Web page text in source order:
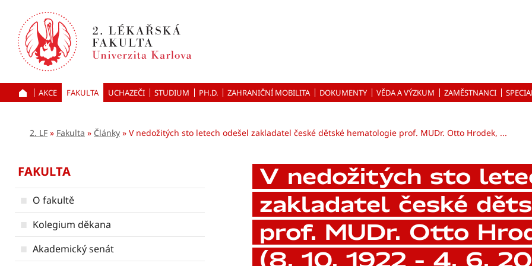
k hlavnímu
obsahu
ÚVOD
AKCE FAKULTA UCHAZEČI STUDIUM PH.D. ZAHRANIČNÍ MOBILITA DOKUMENTY VĚDA A VÝZKUM ZAMĚSTNANCI
2. LF Fakulta Články V nedožitých sto letech odešel zakladatel české dětské hematologie prof. MUDr. Otto Hrodek, ...
FAKULTA
O fakultě
Kolegium děkana
Akademický senát
V nedožitých sto
zakladatel české
prof. MUDr. Otto
(8. 10. 1922 – 4. 6.